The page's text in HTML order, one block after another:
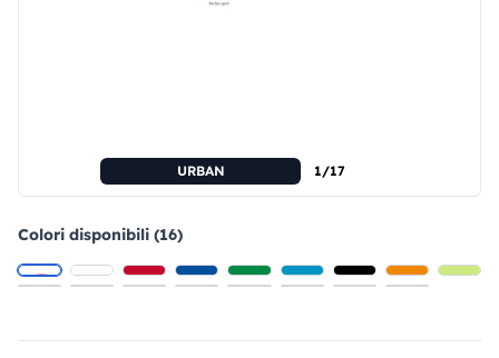
URBAN 1/17
Colori disponibili (16)